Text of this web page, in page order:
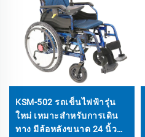
KSM-502 รถเข็นไฟฟ้ารุ่น
ใหม่ เหมาะสำหรับการเดิน
ทาง มีล้อหลังขนาด 24 นิ้ว